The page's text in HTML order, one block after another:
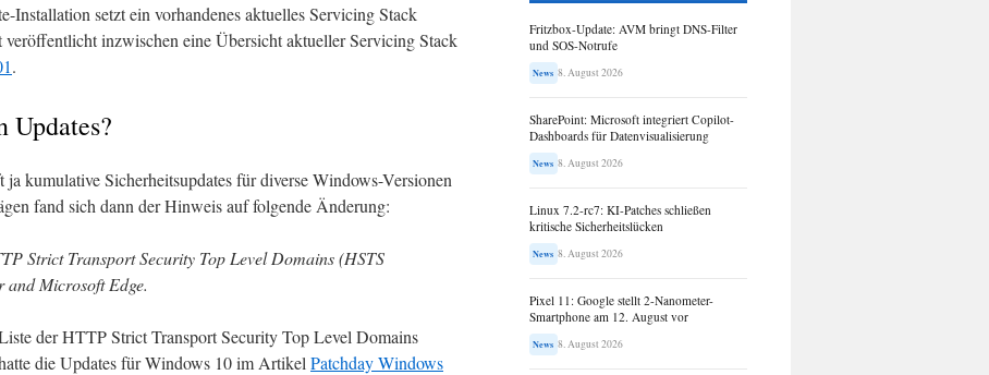
Installation setzt ein vorhandenes aktuelles Servicing Stack
inzwischen eine Übersicht aktueller Servicing Stack
.
Updates?
kumulative Sicherheitsupdates für diverse Windows-Versionen
fand sich dann der Hinweis auf folgende Änderung:
Strict Transport Security Top Level Domains (HSTS
Microsoft Edge.
der HTTP Strict Transport Security Top Level Domains
die Updates für Windows 10 im Artikel Patchday Windows
Fritzbox-Update: AVM bringt DNS-Filter
und SOS-Notrufe
News 8. August 2026
SharePoint: Microsoft integriert Copilot-
Dashboards für Datenvisualisierung
News 8. August 2026
Linux 7.2-rc7: KI-Patches schließen
kritische Sicherheitslücken
News 8. August 2026
Pixel 11: Google stellt 2-Nanometer-
Smartphone am 12. August vor
News 8. August 2026